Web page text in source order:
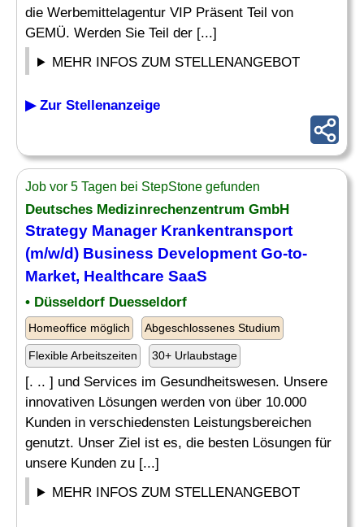
die Werbemittelagentur VIP Präsent Teil von
GEMÜ. Werden Sie Teil der [...]
MEHR INFOS ZUM STELLENANGEBOT
▶ Zur Stellenanzeige
Job vor 5 Tagen bei StepStone gefunden
Deutsches Medizinrechenzentrum GmbH
Strategy ManagerKrankentransport
(m/w/d) Business Development Go-to-
Market, Healthcare SaaS
• Düsseldorf Duesseldorf
Homeoffice möglich Abgeschlossenes Studium
Flexible Arbeitszeiten 30+ Urlaubstage
[. .. ] und Services im Gesundheitswesen. Unsere
innovativen Lösungen werden von über 10.000
Kunden in verschiedensten Leistungsbereichen
genutzt. Unser Ziel ist es, die besten Lösungen für
unsere Kunden zu [...]
MEHR INFOS ZUM STELLENANGEBOT